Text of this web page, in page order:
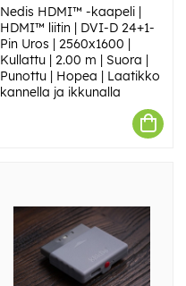
Nedis HDMI™ -kaapeli |
HDMI™ liitin | DVI-D 24+1-
Pin Uros | 2560x1600 |
Kullattu | 2.00 m | Suora |
Punottu | Hopea | Laatikko
kannella ja ikkunalla